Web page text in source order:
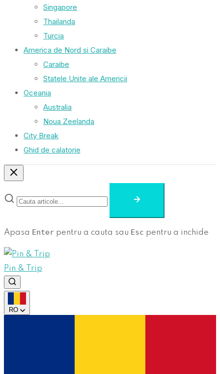
Singapore
Thailanda
Turcia
America de Nord si Caraibe
Caraibe
Statele Unite ale Americii
Oceania
Australia
Noua Zeelanda
City Break
Ghid de calatorie
Apasa Enter pentru a cauta sau Esc pentru a inchide
Pin & Trip
RO